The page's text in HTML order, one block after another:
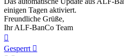
einigen Tagen aktiviert.
Freundliche Grüße,
Ihr ALF-BanCo Team
oben
Gesperrt